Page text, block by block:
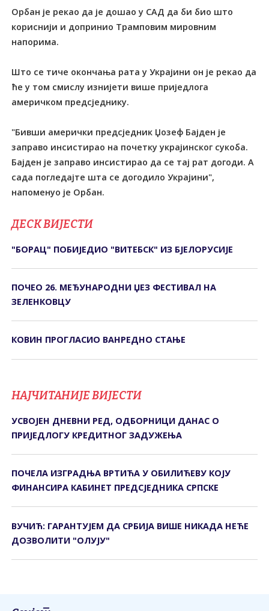
Орбан је рекао да је дошао у САД да би био што
кориснији и допринио Трамповим мировним
напорима.
Што се тиче окончања рата у Украјини он је рекао да
ће у том смислу изнијети више приједлога
америчком предсједнику.
"Бивши амерички предсједник Џозеф Бајден је
заправо инсистирао на почетку украјинског сукоба.
Бајден је заправо инсистирао да се тај рат догоди. А
сада погледајте шта се догодило Украјини",
напоменуо је Орбан.
ДЕСК ВИЈЕСТИ
"БОРАЦ" ПОБИЈЕДИО "ВИТЕБСК" ИЗ БЈЕЛОРУСИЈЕ
ПОЧЕО 26. МЕЂУНАРОДНИ ЏЕЗ ФЕСТИВАЛ НА
ЗЕЛЕНКОВЦУ
КОВИН ПРОГЛАСИО ВАНРЕДНО СТАЊЕ
НАЈЧИТАНИЈЕ ВИЈЕСТИ
УСВОЈЕН ДНЕВНИ РЕД, ОДБОРНИЦИ ДАНАС О
ПРИЈЕДЛОГУ КРЕДИТНОГ ЗАДУЖЕЊА
ПОЧЕЛА ИЗГРАДЊА ВРТИЋА У ОБИЛИЋЕВУ КОЈУ
ФИНАНСИРА КАБИНЕТ ПРЕДСЈЕДНИКА СРПСКЕ
ВУЧИЋ: ГАРАНТУЈЕМ ДА СРБИЈА ВИШЕ НИКАДА НЕЋЕ
ДОЗВОЛИТИ "ОЛУЈУ"